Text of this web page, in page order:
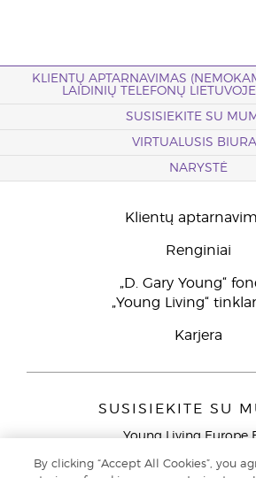
KLIENTŲ APTARNAVIMAS
LAIDINIŲ TELEFONŲ
SUSISIEKITE SU
VIRTUALUSIS
NARYSTĖ
Klientų
Renginiai
„D. Gary Young“
„Young Living“
Karjera
SUSISIEKITE SU
Young Living Europe
9727 AJ Groningen
By clicking “Accept All Cookies”, you